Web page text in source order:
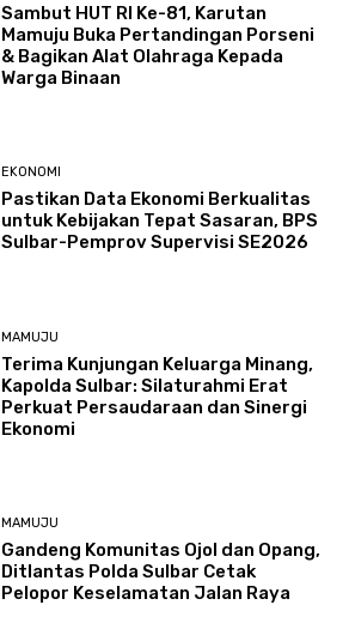
Sambut HUT RI Ke-81, Karutan
Mamuju Buka Pertandingan Porseni
& Bagikan Alat Olahraga Kepada
Warga Binaan
EKONOMI
Pastikan Data Ekonomi Berkualitas
untuk Kebijakan Tepat Sasaran, BPS
Sulbar-Pemprov Supervisi SE2026
MAMUJU
Terima Kunjungan Keluarga Minang,
Kapolda Sulbar: Silaturahmi Erat
Perkuat Persaudaraan dan Sinergi
Ekonomi
MAMUJU
Gandeng Komunitas Ojol dan Opang,
Ditlantas Polda Sulbar Cetak
Pelopor Keselamatan Jalan Raya